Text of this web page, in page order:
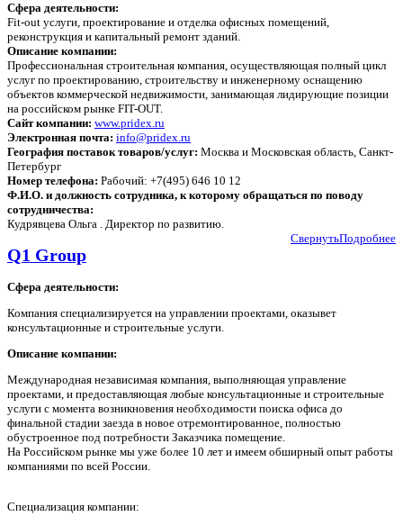
Сфера деятельности:
Fit-out услуги, проектирование и отделка офисных помещений,
реконструкция и капитальный ремонт зданий.
Описание компании:
Профессиональная строительная компания, осуществляющая полный цикл
услуг по проектированию, строительству и инженерному оснащению
объектов коммерческой недвижимости, занимающая лидирующие позиции
на российском рынке FIT-OUT.
Сайт компании: www.pridex.ru
Электронная почта: info@pridex.ru
География поставок товаров/услуг: Москва и Московская область, Санкт-
Петербург
Номер телефона: Рабочий: +7(495) 646 10 12
Ф.И.О. и должность сотрудника, к которому обращаться по поводу
сотрудничества:
Кудрявцева Ольга . Директор по развитию.
Подробнее
Свернуть
Q1 Group
Сфера деятельности:
Компания специализируется на управлении проектами, оказывет
консультационные и строительные услуги.
Описание компании:
Международная независимая компания, выполняющая управление
проектами, и предоставляющая любые консультационные и строительные
услуги с момента возникновения необходимости поиска офиса до
финальной стадии заезда в новое отремонтированное, полностью
обустроенное под потребности Заказчика помещение.
На Российском рынке мы уже более 10 лет и имеем обширный опыт работы
компаниями по всей России.
Специализация компании: